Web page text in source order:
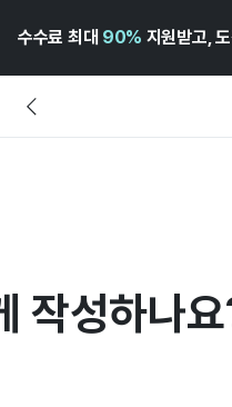
수수료 최대 90% 지원받고,
작성하나